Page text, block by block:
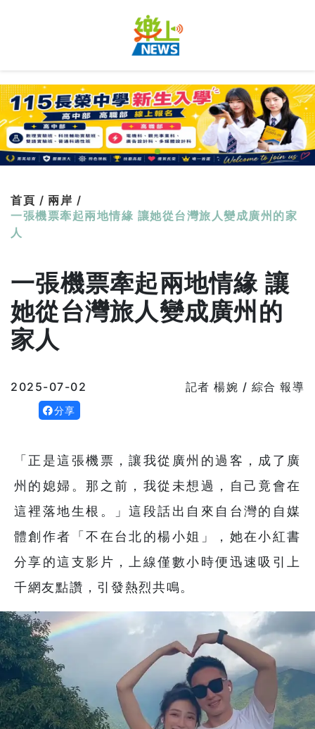
首頁 / 兩岸 /
一張機票牽起兩地情緣 讓她從台灣旅人變成廣州的家
人
一張機票牽起兩地情緣 讓
她從台灣旅人變成廣州的
家人
2025-07-02 記者 楊婉 / 綜合 報導
分享
「正是這張機票，讓我從廣州的過客，成了廣
州的媳婦。那之前，我從未想過，自己竟會在
這裡落地生根。」這段話出自來自台灣的自媒
體創作者「不在台北的楊小姐」，她在小紅書
分享的這支影片，上線僅數小時便迅速吸引上
千網友點讚，引發熱烈共鳴。